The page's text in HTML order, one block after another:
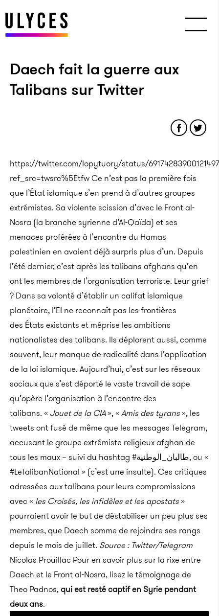
Daech fait la guerre aux
Talibans sur Twitter
https://twitter.com/lopytuory/status/
ref_src=twsrc%5Etfw Ce n’est pas la première fois
que l’État islamique s’en prend à d’autres groupes
extrémistes. Sa violente scission d’avec le Front al-
Nosra (la branche syrienne d’Al-Qaïda) et ses
menaces proférées à l’encontre du Hamas
palestinien en avaient déjà surpris plus d’un. Depuis
l’été dernier, c’est après les talibans afghans qu’en
ont les membres de l’organisation terroriste. Leur grief
? Dans sa volonté d’établir un califat islamique
planétaire, l’EI ne reconnaît pas les frontières
des États existants et méprise les ambitions
nationalistes des talibans. Ils déplorent aussi, comme
souvent, leur manque de radicalité dans l’application
de la loi islamique. Aujourd’hui, c’est sur les réseaux
sociaux que s’est déporté le vaste travail de sape
qu’opère l’organisation à l’encontre des
talibans. « Jouet de la CIA», «Amis des tyrans», les
tweets ont fusé de même que les messages Telegram,
accusant le groupe extrémiste religieux afghan de
tous les maux – suivi du hashtag #طالبان_الوطنية, ou «
#LeTalibanNational » (c’est une insulte). Ces critiques
adressées aux talibans pour leurs compromissions
avec « les Croisés, les infidèles et les apostats»
pourraient avoir le but de déstabiliser un peu plus ses
membres, que Daech somme de rejoindre ses rangs
depuis le mois de juillet. Source : Twitter/Telegram
Nicolas Prouillac Pour en savoir plus sur la rixe entre
Daech et le Front al-Nosra, lisez le témoignage de
Theo Padnos,qui est resté captif en Syrie pendant
deux ans.